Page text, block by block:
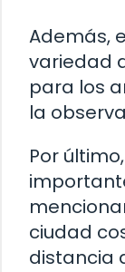
Además,
variedad
para los
la
Por
ciudad
distancia